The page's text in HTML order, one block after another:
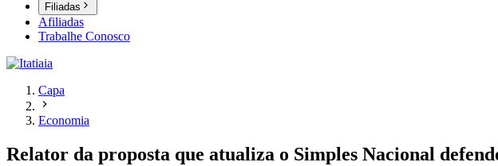
Filiadas
Afiliadas
Trabalhe Conosco
Capa
Economia
Relator da proposta que atualiza o Simples Nacional